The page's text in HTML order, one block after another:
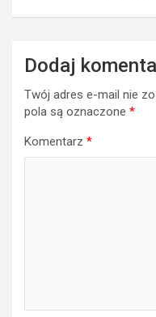
Dodaj
Twój adres e-mail nie
pola są oznaczone *
Komentarz *